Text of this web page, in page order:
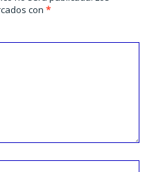
con*